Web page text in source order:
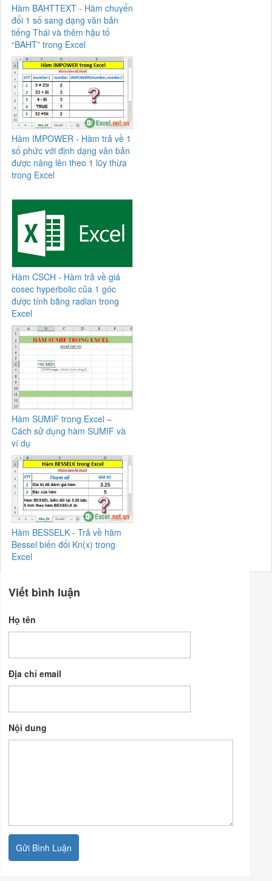
Hàm BAHTTEXT - Hàm chuyển
đổi 1 số sang dạng văn bản
tiếng Thái và thêm hậu tố
“BAHT” trong Excel
Hàm IMPOWER - Hàm trả về 1
số phức với định dạng văn bản
được nâng lên theo 1 lũy thừa
trong Excel
Hàm CSCH - Hàm trả về giá
cosec hyperbolic của 1 góc
được tính bằng radian trong
Excel
Hàm SUMIF trong Excel –
Cách sử dụng hàm SUMIF và
ví dụ
Hàm BESSELK - Trả về hàm
Bessel biến đổi Kn(x) trong
Excel
Viết bình luận
Họ tên
Địa chỉ email
Nội dung